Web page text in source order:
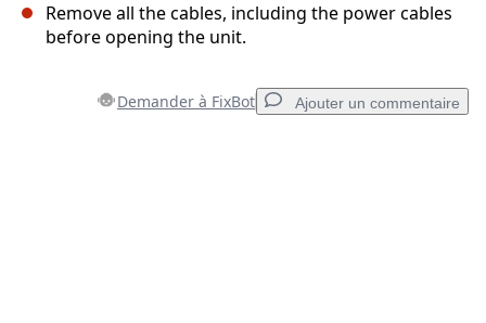
Remove all the cables, including the power cables
before opening the unit.
Demander à FixBot Ajouter un commentaire